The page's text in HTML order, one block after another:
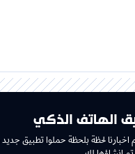
الهاتف الذكي
اخبارنا لحظة بلحظة حملوا تطبيق جديد